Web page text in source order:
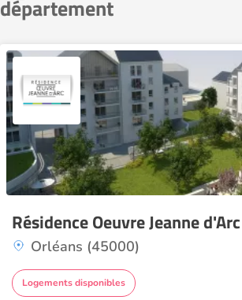
département
Résidence Oeuvre Jeanne d'Arc
Orléans (45000)
Logements disponibles